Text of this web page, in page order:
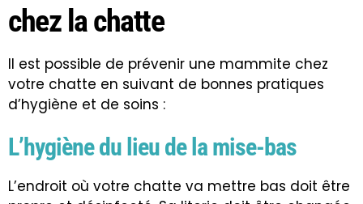
chez la chatte
Il est possible de prévenir une mammite chez
votre chatte en suivant de bonnes pratiques
d’hygiène et de soins :
L’hygiène du lieu de la mise-bas
L’endroit où votre chatte va mettre bas doit être